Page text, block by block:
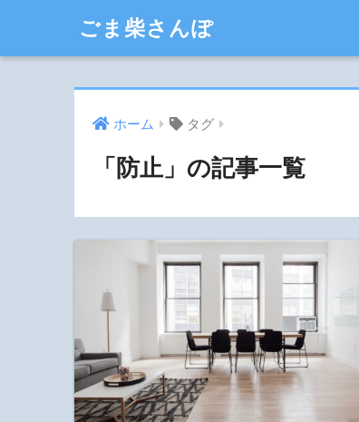
ごま柴さんぽ
ホーム タグ
「防止」の記事一覧